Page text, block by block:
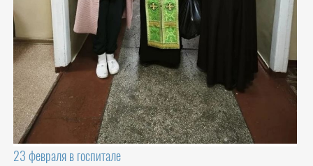
23 февраля в госпитале